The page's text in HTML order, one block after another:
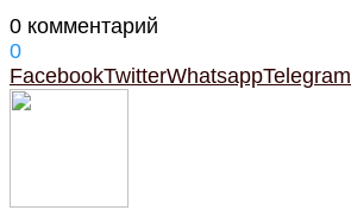
0 комментарий
0
FacebookTwitterWhatsappTelegram